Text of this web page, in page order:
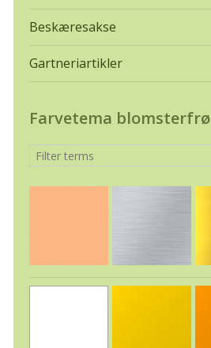
Beskæresakse
Gartneriartikler
Farvetema blomsterfrø